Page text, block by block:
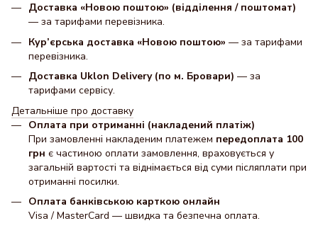
Доставка «Новою поштою» (відділення / поштомат)
— за тарифами перевізника.
Кур’єрська доставка «Новою поштою» — за тарифами
перевізника.
Доставка Uklon Delivery (по м. Бровари) — за
тарифами сервісу.
Детальніше про доставку
Оплата при отриманні (накладений платіж)
При замовленні накладеним платежем передоплата 100
грн є частиною оплати замовлення, враховується у
загальній вартості та віднімається від суми післяплати при
отриманні посилки.
Оплата банківською карткою онлайн
Visa / MasterCard — швидка та безпечна оплата.